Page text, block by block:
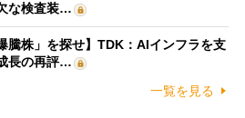
な検査装…
騰株」を探せ】TDK：AIインフラを支
長の再評…
一覧を見る